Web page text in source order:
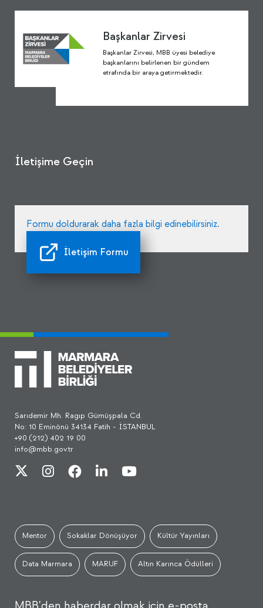
Başkanlar Zirvesi
Başkanlar Zirvesi, MBB üyesi belediye
başkanlarını belirlenen bir gündem
etrafında bir araya getirmektedir.
İletişime Geçin
Formu doldurarak daha fazla bilgi edinebilirsiniz.
İletişim Formu
Sarıdemir Mh. Ragıp Gümüşpala Cd.
No: 10 Eminönü 34134 Fatih - İSTANBUL
+90 (212) 402 19 00
info@mbb.gov.tr
Mentor Sokaklar Dönüşüyor Kültür Yayınları
Data Marmara MARUF Altın Karınca Ödülleri